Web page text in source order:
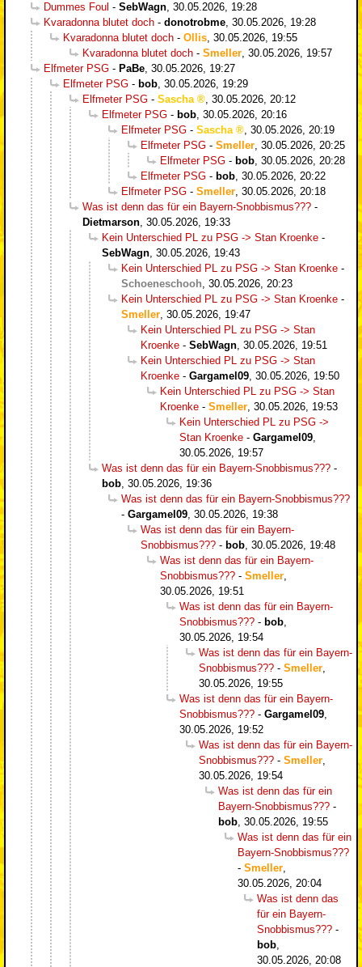
Dummes Foul - SebWagn 30.05.2026, 19:28
Kvaradonna blutet doch - donotrobme 30.05.2026, 19:28
Kvaradonna blutet doch - Ollis 30.05.2026, 19:55
Kvaradonna blutet doch - Smeller 30.05.2026, 19:57
Elfmeter PSG - PaBe 30.05.2026, 19:27
Elfmeter PSG - bob 30.05.2026, 19:29
Elfmeter PSG - Sascha
30.05.2026, 20:12
Elfmeter PSG - bob 30.05.2026, 20:16
Elfmeter PSG - Sascha
30.05.2026, 20:19
Elfmeter PSG - Smeller 30.05.2026, 20:25
Elfmeter PSG - bob 30.05.2026, 20:28
Elfmeter PSG - bob 30.05.2026, 20:22
Elfmeter PSG - Smeller 30.05.2026, 20:18
Was ist denn das für ein Bayern-Snobbismus??? -
Dietmarson 30.05.2026, 19:33
Kein Unterschied PL zu PSG -> Stan Kroenke -
SebWagn 30.05.2026, 19:43
Kein Unterschied PL zu PSG -> Stan Kroenke -
Schoeneschooh 30.05.2026, 20:23
Kein Unterschied PL zu PSG -> Stan Kroenke -
Smeller 30.05.2026, 19:47
Kein Unterschied PL zu PSG -> Stan
Kroenke - SebWagn 30.05.2026, 19:51
Kein Unterschied PL zu PSG -> Stan
Kroenke - Gargamel09 30.05.2026, 19:50
Kein Unterschied PL zu PSG -> Stan
Kroenke - Smeller 30.05.2026, 19:53
Kein Unterschied PL zu PSG ->
Stan Kroenke - Gargamel09
30.05.2026, 19:57
Was ist denn das für ein Bayern-Snobbismus??? -
bob 30.05.2026, 19:36
Was ist denn das für ein Bayern-Snobbismus???
- Gargamel09 30.05.2026, 19:38
Was ist denn das für ein Bayern-
Snobbismus??? - bob 30.05.2026, 19:48
Was ist denn das für ein Bayern-
Snobbismus??? - Smeller
30.05.2026, 19:51
Was ist denn das für ein Bayern-
Snobbismus??? - bob
30.05.2026, 19:54
Was ist denn das für ein Bayern-
Snobbismus??? - Smeller
30.05.2026, 19:55
Was ist denn das für ein Bayern-
Snobbismus??? - Gargamel09
30.05.2026, 19:52
Was ist denn das für ein Bayern-
Snobbismus??? - Smeller
30.05.2026, 19:54
Was ist denn das für ein
Bayern-Snobbismus??? -
bob 30.05.2026, 19:55
Was ist denn das für ein
Bayern-Snobbismus???
- Smeller
30.05.2026, 20:04
Was ist denn das
für ein Bayern-
Snobbismus??? -
bob
30.05.2026, 20:08